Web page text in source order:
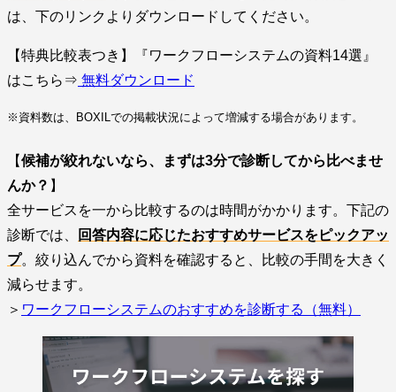
は、下のリンクよりダウンロードしてください。
【特典比較表つき】『ワークフローシステムの資料14選』
はこちら⇒ 無料ダウンロード
※資料数は、BOXILでの掲載状況によって増減する場合があります。
【候補が絞れないなら、まずは3分で診断してから比べませ
んか？ 】
全サービスを一から比較するのは時間がかかります。下記の
診断では、
回答内容に応じたおすすめサービスをピックアッ
プ。絞り込んでから資料を確認すると、比較の手間を大きく
減らせます。
＞ ワークフローシステムのおすすめを診断する（無料）